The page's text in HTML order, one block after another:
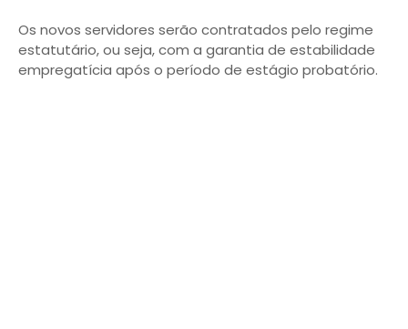
Os novos servidores serão contratados pelo regime
estatutário, ou seja, com a garantia de estabilidade
empregatícia após o período de estágio probatório.